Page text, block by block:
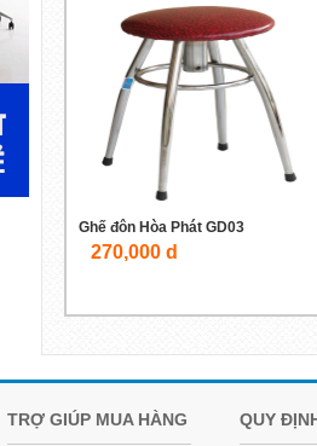
Ghế đôn Hòa Phát GD03
270,000 d
TRỢ GIÚP MUA HÀNG QUY